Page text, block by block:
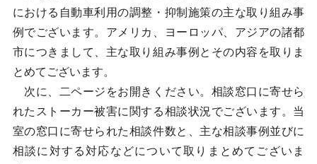
における自動車利用の調整・抑制施策の主な取り組み事
例でございます。アメリカ、ヨーロッパ、アジアの諸都
市につきまして、主な取り組み事例とその内容を取りま
とめてございます。
次に、二ページをお開きください。相談窓口に寄せら
れたストーカー被害に関する相談状況でございます。当
室の窓口に寄せられた相談件数と、主な相談事例並びに
相談に対する対応などについて取りまとめてございま